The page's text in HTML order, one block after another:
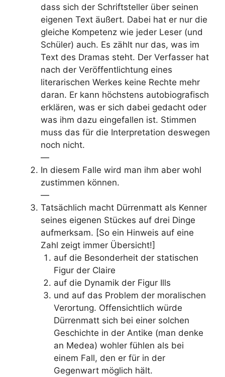
dass sich der Schriftsteller über seinen
eigenen Text äußert. Dabei hat er nur die
gleiche Kompetenz wie jeder Leser (und
Schüler) auch. Es zählt nur das, was im
Text des Dramas steht. Der Verfasser hat
nach der Veröffentlichtung eines
literarischen Werkes keine Rechte mehr
daran. Er kann höchstens autobiografisch
erklären, was er sich dabei gedacht oder
was ihm dazu eingefallen ist. Stimmen
muss das für die Interpretation deswegen
noch nicht.
—
In diesem Falle wird man ihm aber wohl
zustimmen können.
—
Tatsächlich macht Dürrenmatt als Kenner
seines eigenen Stückes auf drei Dinge
aufmerksam. [So ein Hinweis auf eine
Zahl zeigt immer Übersicht!]
auf die Besonderheit der statischen
Figur der Claire
auf die Dynamik der Figur Ills
und auf das Problem der moralischen
Verortung. Offensichtlich würde
Dürrenmatt sich bei einer solchen
Geschichte in der Antike (man denke
an Medea) wohler fühlen als bei
einem Fall, den er für in der
Gegenwart möglich hält.